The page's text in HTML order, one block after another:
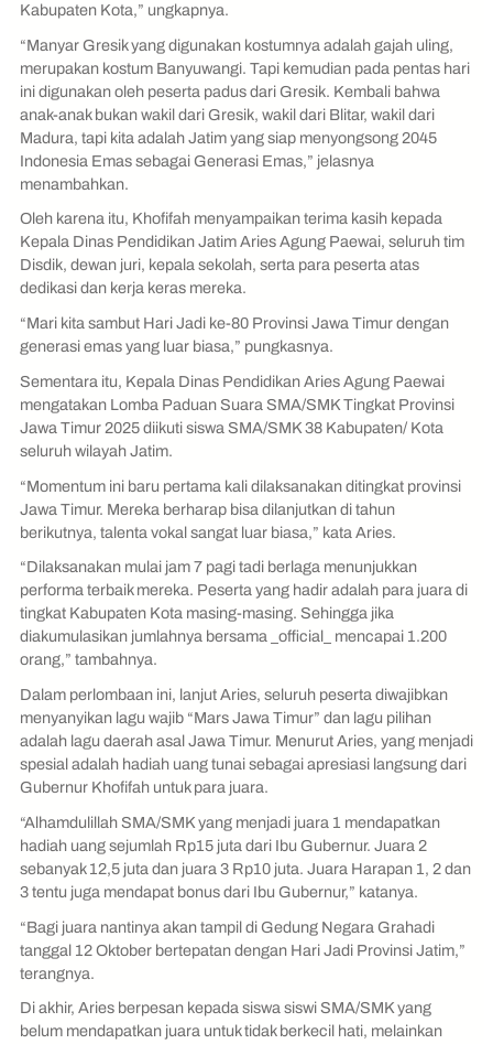
Kabupaten Kota,” ungkapnya.
“Manyar Gresik yang digunakan kostumnya adalah gajah uling,
merupakan kostum Banyuwangi. Tapi kemudian pada pentas hari
ini digunakan oleh peserta padus dari Gresik. Kembali bahwa
anak-anak bukan wakil dari Gresik, wakil dari Blitar, wakil dari
Madura, tapi kita adalah Jatim yang siap menyongsong 2045
Indonesia Emas sebagai Generasi Emas,” jelasnya
menambahkan.
Oleh karena itu, Khofifah menyampaikan terima kasih kepada
Kepala Dinas Pendidikan Jatim Aries Agung Paewai, seluruh tim
Disdik, dewan juri, kepala sekolah, serta para peserta atas
dedikasi dan kerja keras mereka.
“Mari kita sambut Hari Jadi ke-80 Provinsi Jawa Timur dengan
generasi emas yang luar biasa,” pungkasnya.
Sementara itu, Kepala Dinas Pendidikan Aries Agung Paewai
mengatakan Lomba Paduan Suara SMA/SMK Tingkat Provinsi
Jawa Timur 2025 diikuti siswa SMA/SMK 38 Kabupaten/ Kota
seluruh wilayah Jatim.
“Momentum ini baru pertama kali dilaksanakan ditingkat provinsi
Jawa Timur. Mereka berharap bisa dilanjutkan di tahun
berikutnya, talenta vokal sangat luar biasa,” kata Aries.
“Dilaksanakan mulai jam 7 pagi tadi berlaga menunjukkan
performa terbaik mereka. Peserta yang hadir adalah para juara di
tingkat Kabupaten Kota masing-masing. Sehingga jika
diakumulasikan jumlahnya bersama _official_ mencapai 1.200
orang,” tambahnya.
Dalam perlombaan ini, lanjut Aries, seluruh peserta diwajibkan
menyanyikan lagu wajib “Mars Jawa Timur” dan lagu pilihan
adalah lagu daerah asal Jawa Timur. Menurut Aries, yang menjadi
spesial adalah hadiah uang tunai sebagai apresiasi langsung dari
Gubernur Khofifah untuk para juara.
“Alhamdulillah SMA/SMK yang menjadi juara 1 mendapatkan
hadiah uang sejumlah Rp15 juta dari Ibu Gubernur. Juara 2
sebanyak 12,5 juta dan juara 3 Rp10 juta. Juara Harapan 1, 2 dan
3 tentu juga mendapat bonus dari Ibu Gubernur,” katanya.
“Bagi juara nantinya akan tampil di Gedung Negara Grahadi
tanggal 12 Oktober bertepatan dengan Hari Jadi Provinsi Jatim,”
terangnya.
Di akhir, Aries berpesan kepada siswa siswi SMA/SMK yang
belum mendapatkan juara untuk tidak berkecil hati, melainkan